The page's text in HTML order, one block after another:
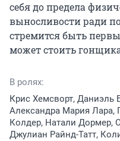
себя до предела
выносливости ради
стремится быть
может стоить
В ролях:
Крис Хемсворт, Даниэль
Александра Мария
Колдер, Натали Дормер,
Джулиан Райнд-Татт,